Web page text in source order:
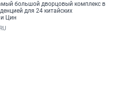
большой дворцовый комплекс в
для 24 китайских
Цин